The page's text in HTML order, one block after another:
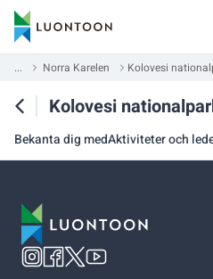
... Norra Karelen Kolovesi
Kolovesi
Bekanta dig medAktiviteter och